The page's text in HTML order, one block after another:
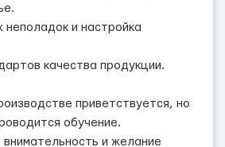
неполадок и настройка
качества продукции.
приветствуется, но
обучение.
и желание